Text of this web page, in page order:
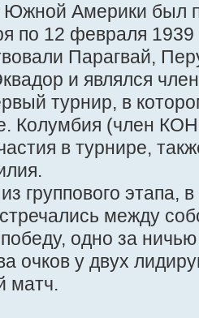
Америки был
по 12 февраля 1939
Парагвай,
и являлся
турнир, в
Колумбия (член
в турнире,
группового этапа,
между
одно за
очков у двух
матч.